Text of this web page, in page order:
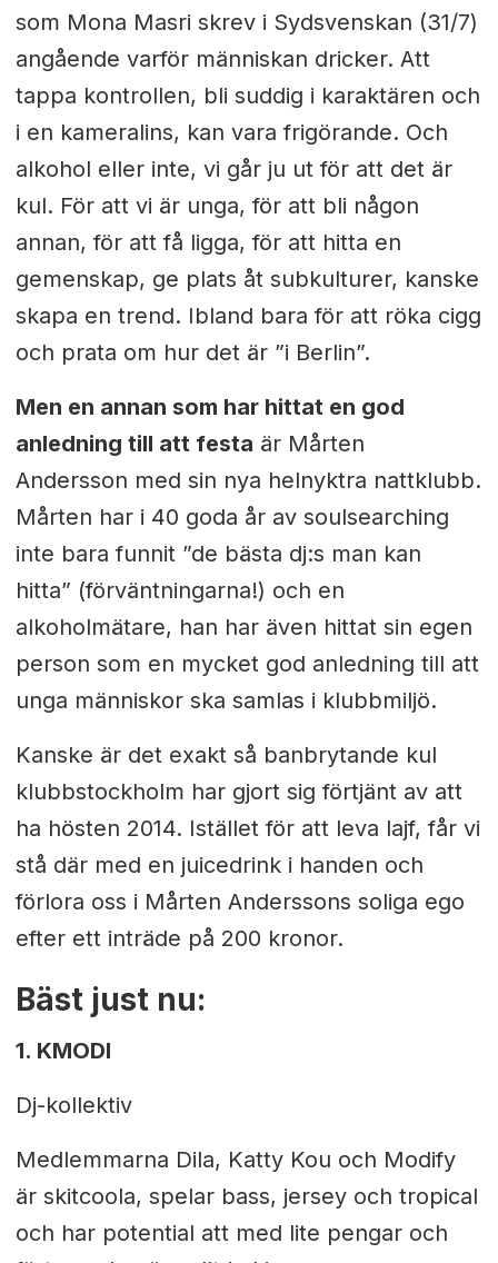
som Mona Masri skrev i Sydsvenskan (31/7)
angående varför människan dricker. Att
tappa kontrollen, bli suddig i karaktären och
i en kameralins, kan vara frigörande. Och
alkohol eller inte, vi går ju ut för att det är
kul. För att vi är unga, för att bli någon
annan, för att få ligga, för att hitta en
gemenskap, ge plats åt subkulturer, kanske
skapa en trend. Ibland bara för att röka cigg
och prata om hur det är ”i Berlin”.
Men en annan som har hittat en god
anledning till att festa är Mårten
Andersson med sin nya helnyktra nattklubb.
Mårten har i 40 goda år av soulsearching
inte bara funnit ”de bästa dj:s man kan
hitta” (förväntningarna!) och en
alkoholmätare, han har även hittat sin egen
person som en mycket god anledning till att
unga människor ska samlas i klubbmiljö.
Kanske är det exakt så banbrytande kul
klubbstockholm har gjort sig förtjänt av att
ha hösten 2014. Istället för att leva lajf, får vi
stå där med en juicedrink i handen och
förlora oss i Mårten Anderssons soliga ego
efter ett inträde på 200 kronor.
Bäst just nu:
1. KMODI
Dj-kollektiv
Medlemmarna Dila, Katty Kou och Modify
är skitcoola, spelar bass, jersey och tropical
och har potential att med lite pengar och